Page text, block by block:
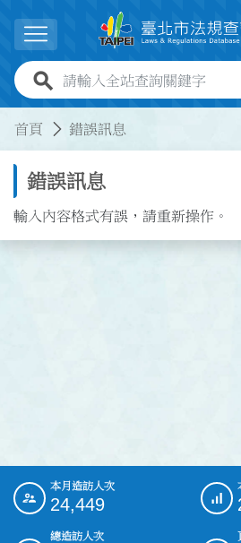
展開選單
全站查詢關鍵字欄位
首頁 錯誤訊息
錯誤訊息
輸入內容格式有誤，請重新操作。
::: 本月造訪人次
24,449
總造訪人次